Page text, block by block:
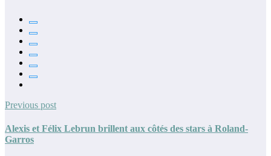
Previous post
Alexis et Félix Lebrun brillent aux côtés des stars à Roland-
Garros